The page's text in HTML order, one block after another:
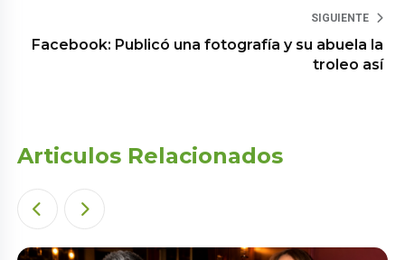
SIGUIENTE
Facebook: Publicó una fotografía y su abuela la
troleo así
Articulos Relacionados